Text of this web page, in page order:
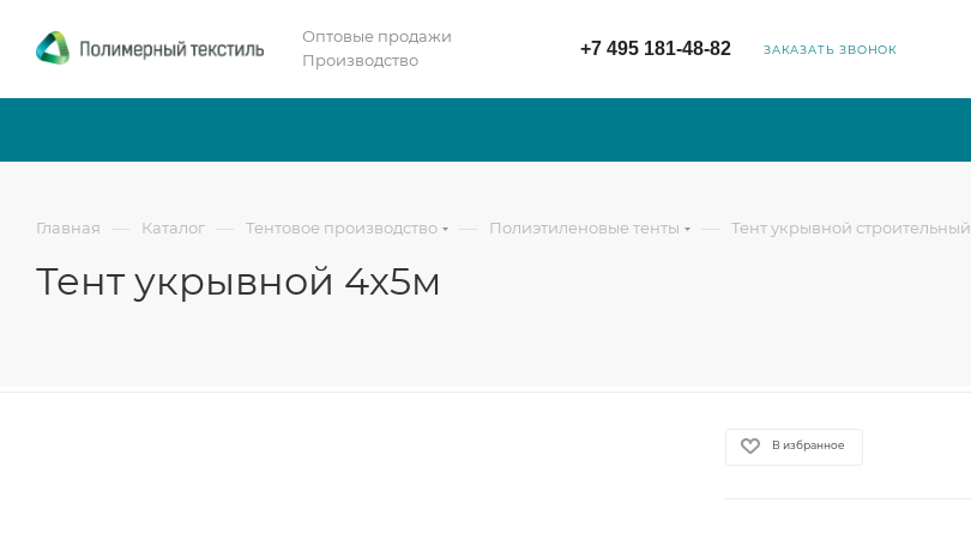
Оптовые продажи
Производство
+7 495 181-48-82 ЗАКАЗАТЬ ЗВОНОК
Главная — Каталог — Тентовое производство — Полиэтиленовые тенты — Тент укрывной строительный
Тент укрывной 4х5м
В избранное